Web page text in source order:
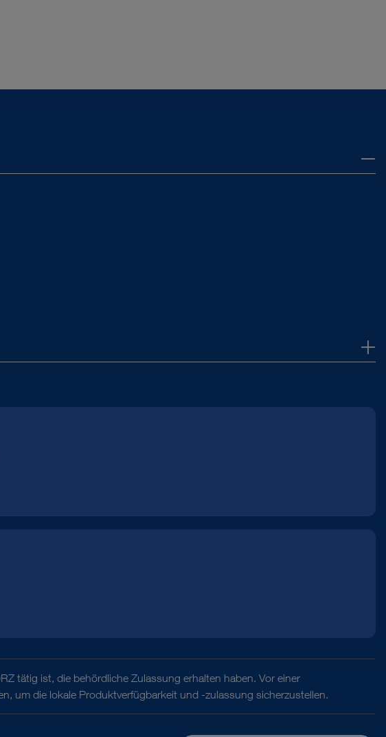
tätig ist, die behördliche Zulassung erhalten haben. Vor einer
um die lokale Produktverfügbarkeit und -zulassung sicherzustellen.